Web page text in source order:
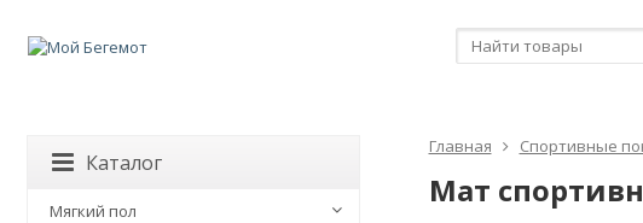
Главная Спортивные
Мат
Каталог
Мягкий пол